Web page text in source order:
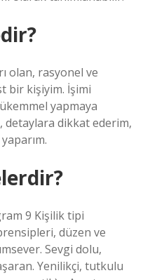
olan, rasyonel ve
bir kişiyim. İşimi
yapmaya
detaylara dikkat ederim,
9 Kişilik tipi
düzen ve
Sevgi dolu,
Yenilikçi, tutkulu